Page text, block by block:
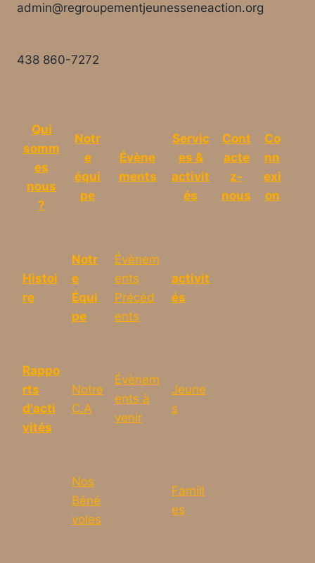
admin@regroupementjeunesseneaction.org
438 860-7272
Qui
somm
es
nous
?
Notr
e
équi
pe
Évène
ments
Servic
es &
activit
és
Cont
acte
z-
nous
Co
nn
exi
on
Histoi
re
Notr
e
Équi
pe
Évènem
ents
Précéd
ents
activit
és
Rappo
rts
d'acti
vités
Notre
C.A
Évènem
ents à
venir
Jeune
s
Nos
Béné
voles
Famill
es